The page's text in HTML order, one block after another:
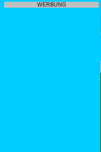
WERBUNG